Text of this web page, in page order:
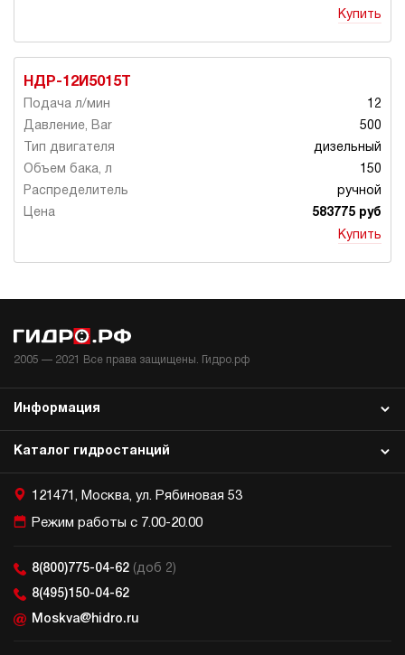
Купить
НДР-12И5015Т
12
500
дизельный
150
ручной
583775 руб
Купить
2005 — 2021 Все права защищены. Гидро.рф
Каталог гидростанций
Информация
121471, Москва, ул. Рябиновая 53
Режим работы с 7.00-20.00
8(800)775-04-62 (доб 2)
8(495)150-04-62
Moskva@hidro.ru